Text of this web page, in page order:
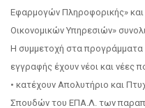
Εφαρμογών Πληροφορικής» και
Οικονομικών Υπηρεσιών»
Η συμμετοχή στα προγράμματα
εγγραφής έχουν νέοι και νέες
• κατέχουν Απολυτήριο και
Σπουδών του ΕΠΑ.Λ. των